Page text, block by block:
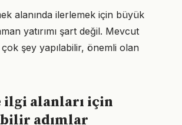
alanında ilerlemek için büyük
yatırımı şart değil. Mevcut
şey yapılabilir, önemli olan
ilgi alanları için
adımlar